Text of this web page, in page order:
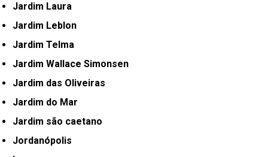
Jardim Laura
Jardim Leblon
Jardim Telma
Jardim Wallace Simonsen
Jardim das Oliveiras
Jardim do Mar
Jardim são caetano
Jordanópolis